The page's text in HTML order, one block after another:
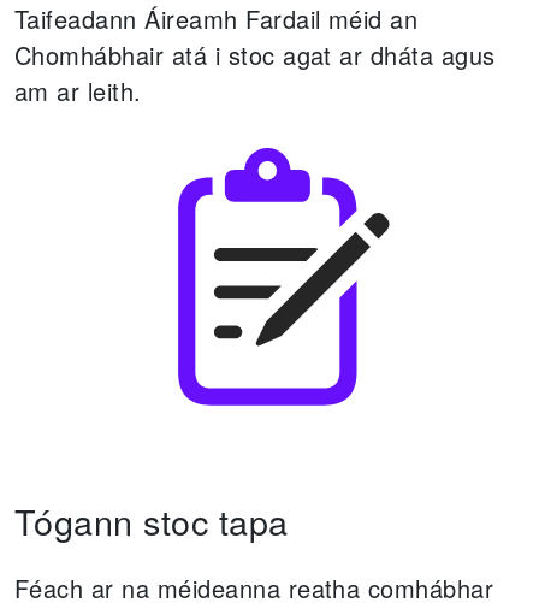
Taifeadann Áireamh Fardail méid an
Chomhábhair atá i stoc agat ar dháta agus
am ar leith.
Tógann stoc tapa
Féach ar na méideanna reatha comhábhar